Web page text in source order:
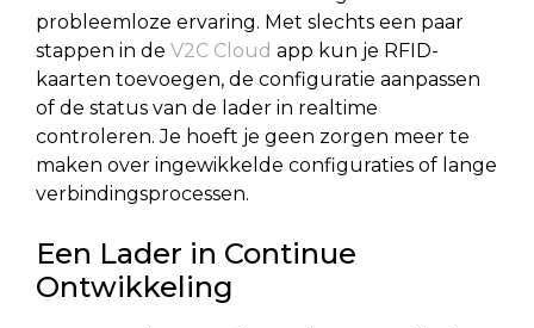
probleemloze ervaring. Met slechts een paar
stappen in de V2C Cloud app kun je RFID-
kaarten toevoegen, de configuratie aanpassen
of de status van de lader in realtime
controleren. Je hoeft je geen zorgen meer te
maken over ingewikkelde configuraties of lange
verbindingsprocessen.
Een Lader in Continue
Ontwikkeling